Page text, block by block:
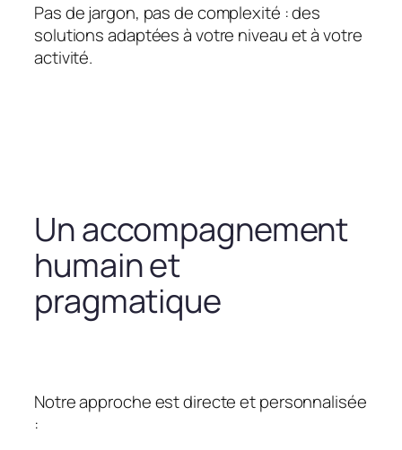
Pas de jargon, pas de complexité : des
solutions adaptées à votre niveau et à votre
activité.
Un accompagnement
humain et
pragmatique
Notre approche est directe et personnalisée
: